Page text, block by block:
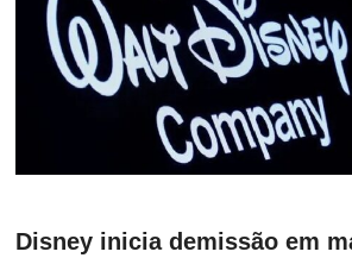
Disney inicia demissão em